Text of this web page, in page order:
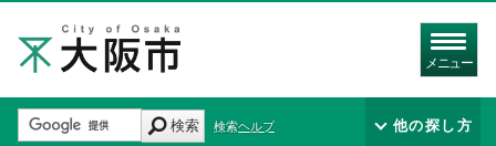
メニュー
検索 検索ヘルプ 他の探し方